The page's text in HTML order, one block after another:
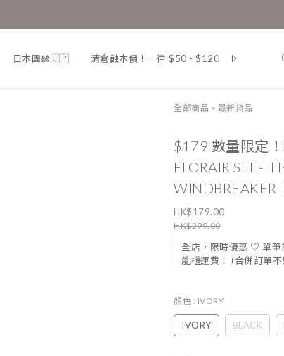
日本團🎎🇯🇵 清倉蝕本價！一律 $50 - $120 韓 國．
全部商品 > 最新貨品
$179 數量限定
FLORAIR SEE-
WINDBREAKER
HK$179.00
HK$299.00
全店，限時優惠 ♡ 單
能櫃運費！ (合併訂單
顏色 : IVORY
IVORY BLACK